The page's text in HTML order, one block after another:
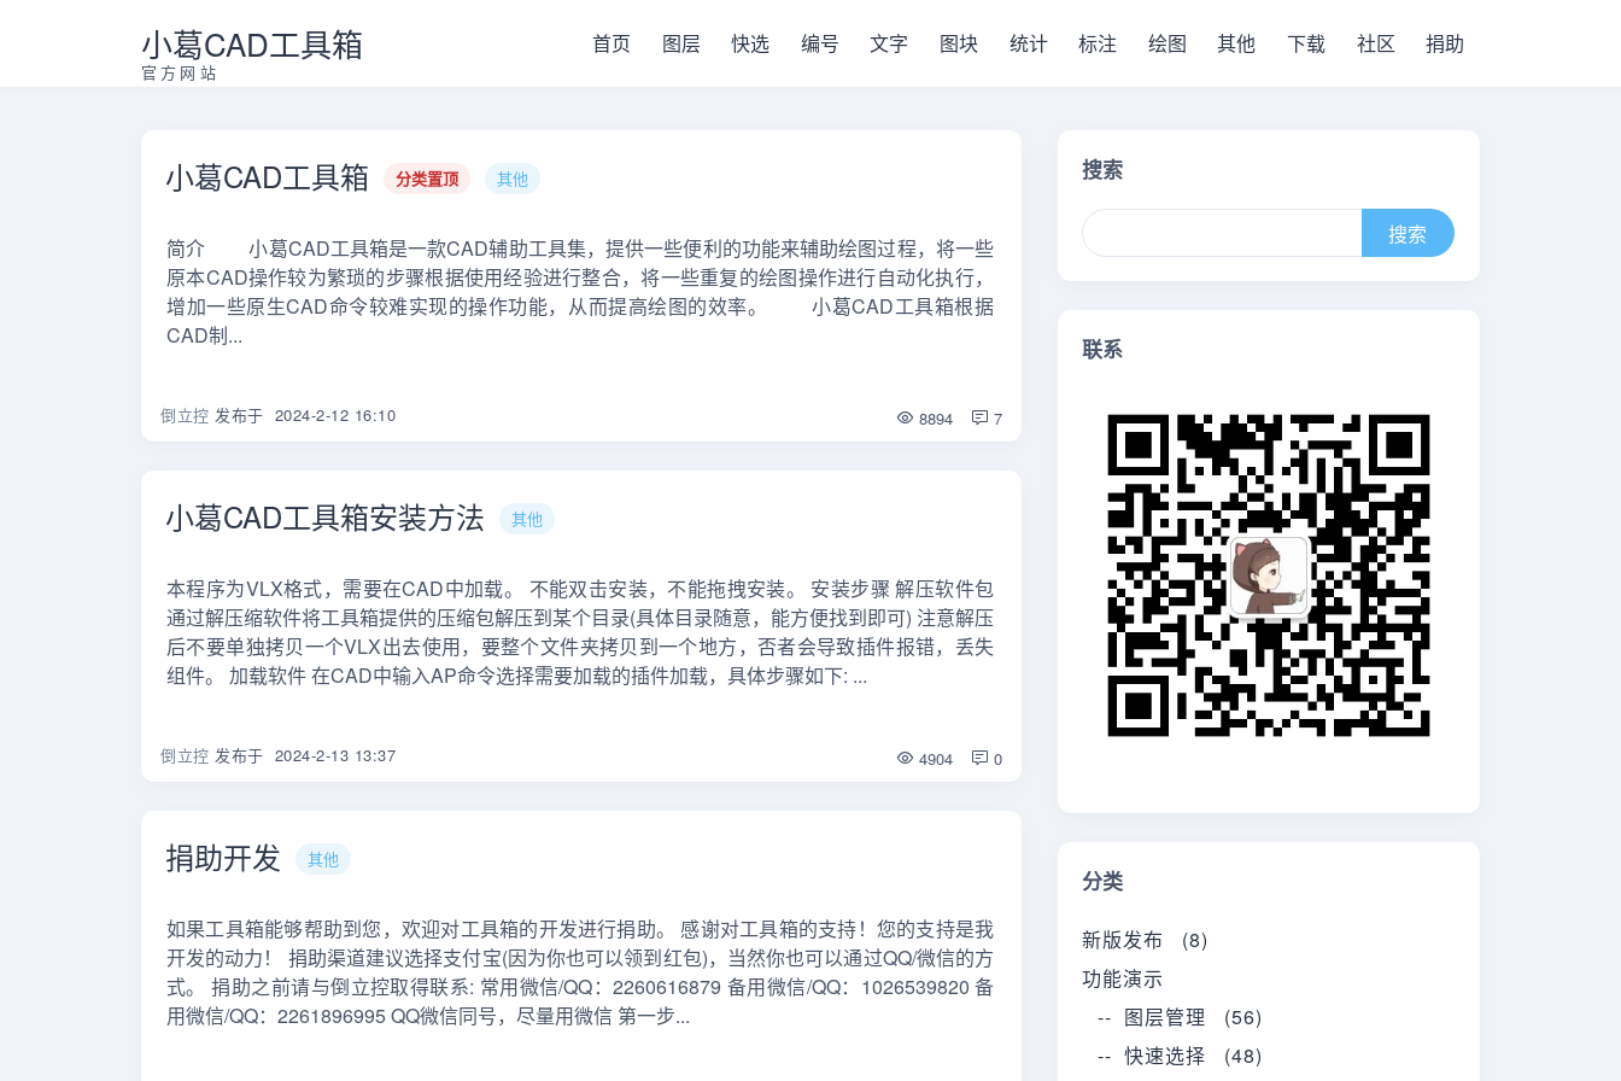
小葛CAD工具箱
官方网站
首页 图层 快选 编号 文字 图块 统计 标注 绘图 其他 下载 社区 捐助
小葛CAD工具箱 分类置顶 其他
简介 小葛CAD工具箱是一款CAD辅助工具集，提供一些便利的功能来辅助绘图过程，将一些
原本CAD操作较为繁琐的步骤根据使用经验进行整合，将一些重复的绘图操作进行自动化执行，
增加一些原生CAD命令较难实现的操作功能，从而提高绘图的效率。 小葛CAD工具箱根据
CAD制...
倒立控 发布于 2024-2-12 16:10 8894 7
小葛CAD工具箱安装方法 其他
本程序为VLX格式，需要在CAD中加载。 不能双击安装，不能拖拽安装。 安装步骤 解压软件包
通过解压缩软件将工具箱提供的压缩包解压到某个目录(具体目录随意，能方便找到即可) 注意解压
后不要单独拷贝一个VLX出去使用，要整个文件夹拷贝到一个地方，否者会导致插件报错，丢失
组件。 加载软件 在CAD中输入AP命令选择需要加载的插件加载，具体步骤如下: ...
倒立控 发布于 2024-2-13 13:37 4904 0
捐助开发 其他
如果工具箱能够帮助到您，欢迎对工具箱的开发进行捐助。 感谢对工具箱的支持！您的支持是我
开发的动力！ 捐助渠道建议选择支付宝(因为你也可以领到红包)，当然你也可以通过QQ/微信的方
式。 捐助之前请与倒立控取得联系: 常用微信/QQ：2260616879 备用微信/QQ：1026539820 备
用微信/QQ：2261896995 QQ微信同号，尽量用微信 第一步...
搜索
联系
分类
新版发布 (8)
功能演示
-- 图层管理 (56)
-- 快速选择 (48)